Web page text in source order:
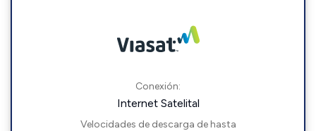
Conexión:
Internet Satelital
Velocidades de descarga de hasta